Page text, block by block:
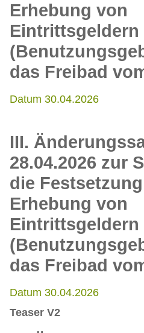
Erhebung von
Eintrittsgeldern
das Freibad
Datum 30.04.2026
III.
28.04.2026 zur
die
Erhebung von
Eintrittsgeldern
das Freibad
Datum 30.04.2026
Teaser V2